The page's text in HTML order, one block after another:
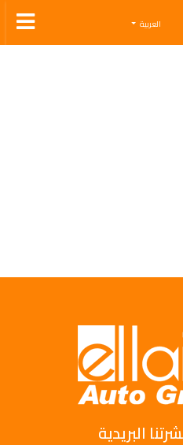
Ellaithy
العربية
البريدية